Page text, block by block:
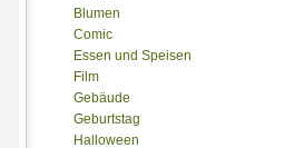
Blumen
Comic
Essen und Speisen
Film
Gebäude
Geburtstag
Halloween